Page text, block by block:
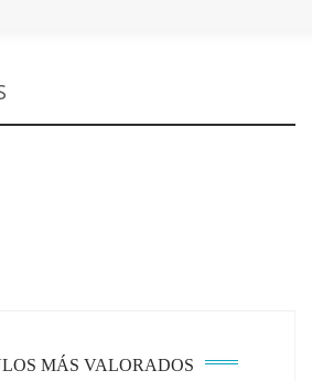
y diseño que transforman
de Tormo Franquicias
MÁS VALORADOS